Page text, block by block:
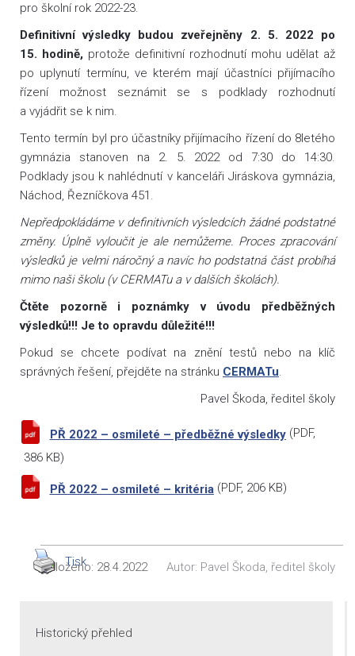
pro školní rok 2022-23.
Definitivní výsledky budou zveřejněny 2. 5. 2022 po
15. hodině, protože definitivní rozhodnutí mohu udělat až
po uplynutí termínu, ve kterém mají účastníci přijímacího
řízení možnost seznámit se s podklady rozhodnutí
a vyjádřit se k nim.
Tento termín byl pro účastníky přijímacího řízení do 8letého
gymnázia stanoven na 2. 5. 2022 od 7:30 do 14:30.
Podklady jsou k nahlédnutí v kanceláři Jiráskova gymnázia,
Náchod, Řezníčkova 451.
Nepředpokládáme v definitivních výsledcích žádné podstatné
změny. Úplně vyloučit je ale nemůžeme. Proces zpracování
výsledků je velmi náročný a navíc ho podstatná část probíhá
mimo naši školu (v CERMATu a v dalších školách).
Čtěte pozorně i poznámky v úvodu předběžných
výsledků!!! Je to opravdu důležité!!!
Pokud se chcete podívat na znění testů nebo na klíč
správných řešení, přejděte na stránku CERMATu.
Pavel Škoda, ředitel školy
PŘ 2022 – osmileté – předběžné výsledky (PDF,
386 KB)
PŘ 2022 – osmileté – kritéria (PDF, 206 KB)
Tisk
Vloženo: 28.4.2022 Autor: Pavel Škoda, ředitel školy
Historický přehled